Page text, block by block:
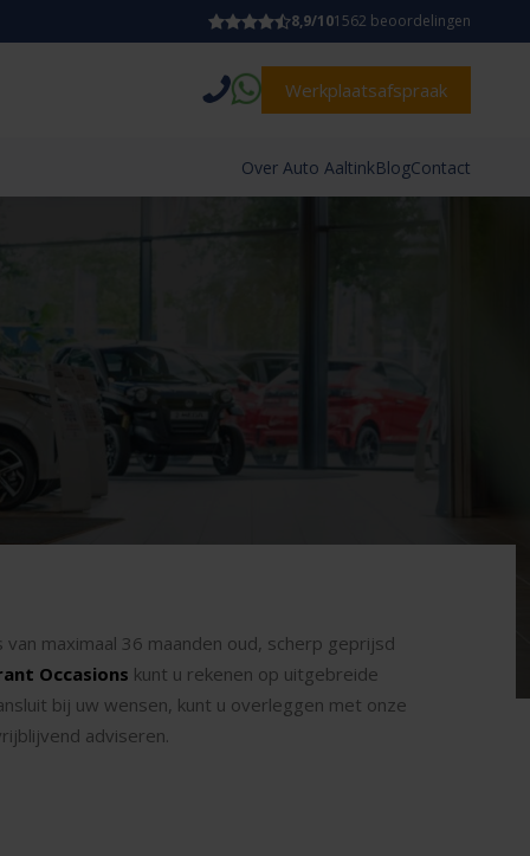
8,9/101562 beoordelingen
Werkplaatsafspraak
Over Auto AaltinkBlogContact
maximaal 36 maanden oud, scherp geprijsd
Occasions kunt u rekenen op uitgebreide
bij uw wensen, kunt u overleggen met onze
adviseren.